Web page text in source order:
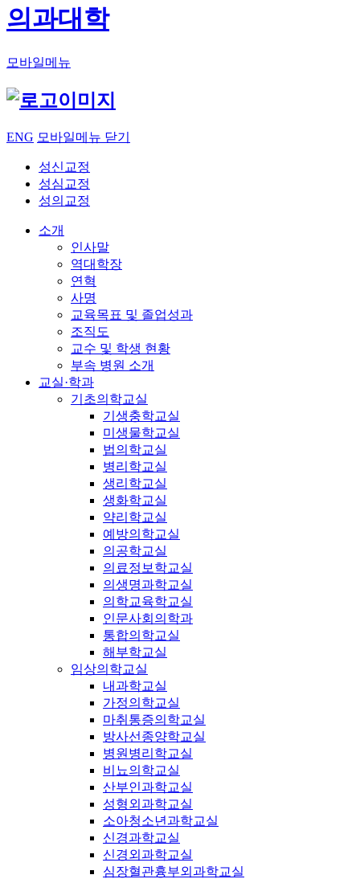
의과대학
모바일메뉴
ENG 모바일메뉴 닫기
성신교정
성심교정
성의교정
소개
인사말
역대학장
연혁
사명
교육목표 및 졸업성과
조직도
교수 및 학생 현황
부속 병원 소개
교실·학과
기초의학교실
기생충학교실
미생물학교실
법의학교실
병리학교실
생리학교실
생화학교실
약리학교실
예방의학교실
의공학교실
의료정보학교실
의생명과학교실
의학교육학교실
인문사회의학과
통합의학교실
해부학교실
임상의학교실
내과학교실
가정의학교실
마취통증의학교실
방사선종양학교실
병원병리학교실
비뇨의학교실
산부인과학교실
성형외과학교실
소아청소년과학교실
신경과학교실
신경외과학교실
심장혈관흉부외과학교실